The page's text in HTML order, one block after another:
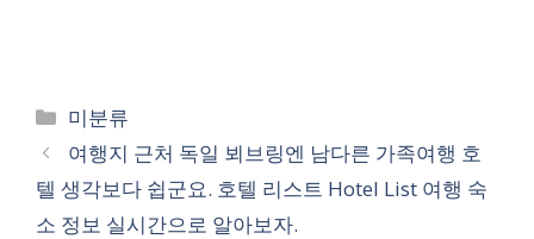
카
테
고
리
미분류
여행지 근처 독일 뵈브링엔 남다른 가족여행 호
텔 생각보다 쉽군요. 호텔 리스트 Hotel List 여행 숙
소 정보 실시간으로 알아보자.